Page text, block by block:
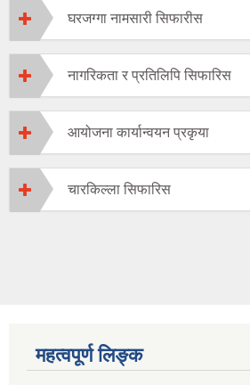
घरजग्गा नामसारी सिफारीस
नागरिकता र प्रतिलिपि सिफारिस
आयोजना कार्यान्वयन प्रकृया
चारकिल्ला सिफारिस
महत्वपूर्ण लिङ्क